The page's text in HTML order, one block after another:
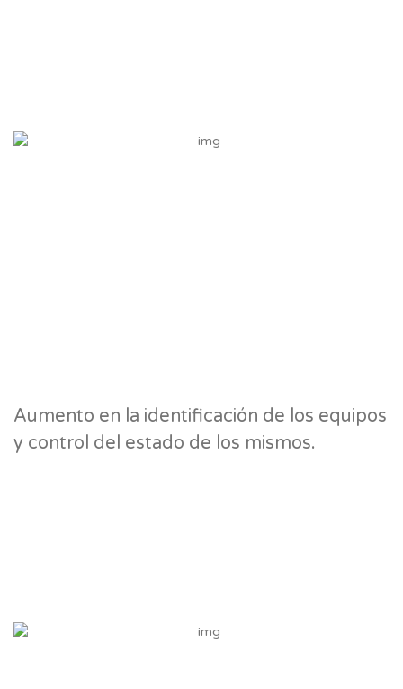
Aumento en la identificación de los equipos
y control del estado de los mismos.